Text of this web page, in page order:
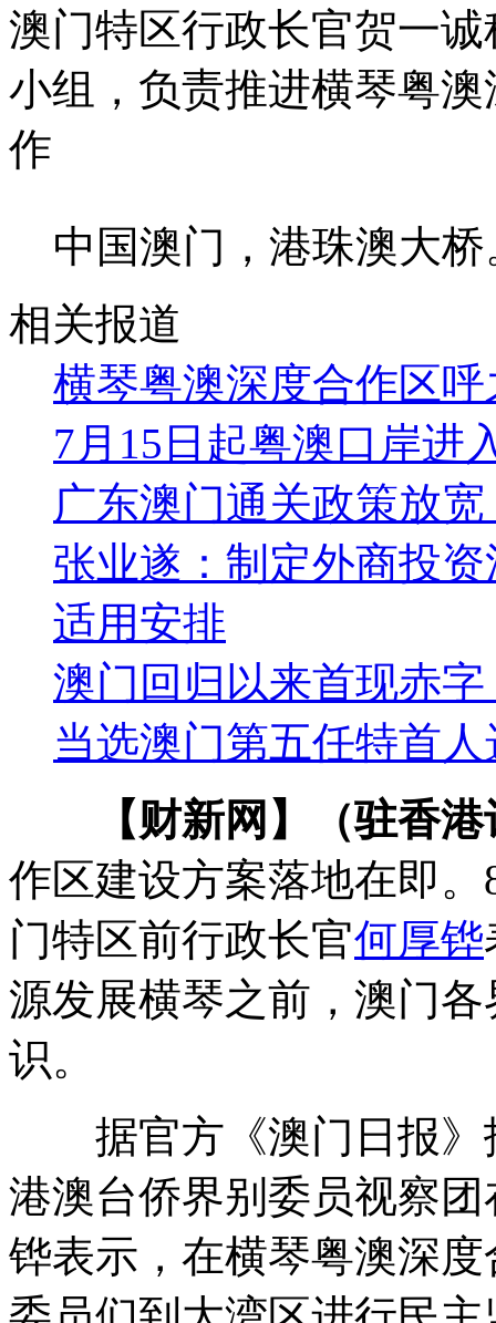
澳门特区行政长官贺一
小组，负责推进横琴粤
作
中国澳门，港珠澳大
相关报道
横琴粤澳深度合作区
7月15日起粤澳口岸进
广东澳门通关政策放
张业遂：制定外商投
适用安排
澳门回归以来首现赤
当选澳门第五任特首
【财新网】（驻香
作区建设方案落地在即
门特区前行政长官何厚铧
源发展横琴之前，澳门
识。
据官方《澳门日报》
港澳台侨界别委员视察
铧表示，在横琴粤澳深